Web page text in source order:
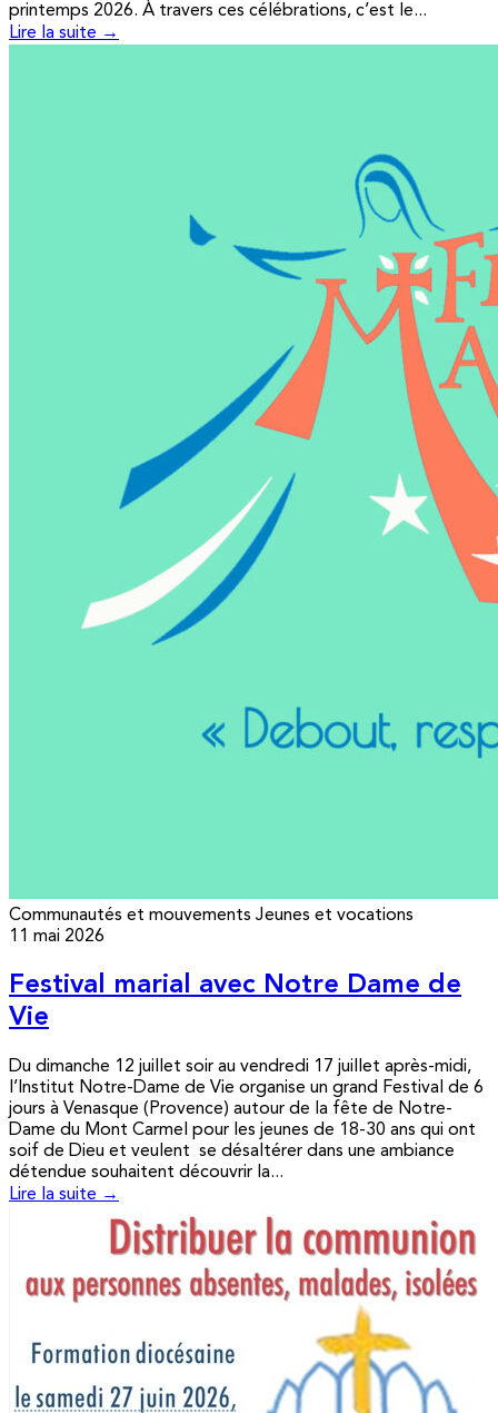
printemps 2026. À travers ces célébrations, c’est le...
Lire la suite →
Communautés et mouvements Jeunes et vocations
11 mai 2026
Festival marial avec Notre Dame de
Vie
Du dimanche 12 juillet soir au vendredi 17 juillet après-midi,
l’Institut Notre-Dame de Vie organise un grand Festival de 6
jours à Venasque (Provence) autour de la fête de Notre-
Dame du Mont Carmel pour les jeunes de 18-30 ans qui ont
soif de Dieu et veulent se désaltérer dans une ambiance
détendue souhaitent découvrir la...
Lire la suite →